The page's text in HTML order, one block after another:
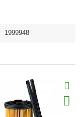
1999948